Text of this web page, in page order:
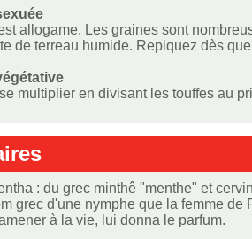
allogame. Les graines sont
de terreau humide. Repiquez dès
multiplier en divisant les touffes au
: du grec minthê "menthe" et
grec d'une nymphe que la femme
à la vie, lui donna le parfum.